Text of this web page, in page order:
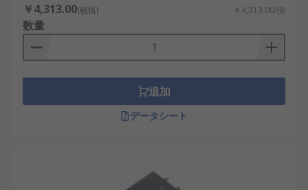
帯域幅
ノイズ
静電容量
￥4,313.00(税抜) ￥4,313.00/個
数量
追加
データシート